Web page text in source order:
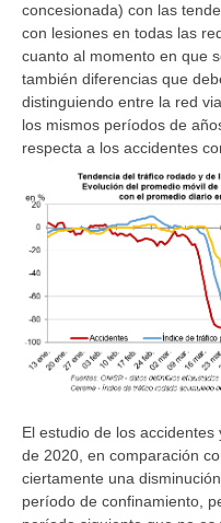
concesionada) con las
con lesiones en todas las
cuanto al momento en que
también diferencias que
distinguiendo entre la red
los mismos períodos de
respecta a los accidentes
El estudio de los
de 2020, en comparación
ciertamente una
período de confinamiento,